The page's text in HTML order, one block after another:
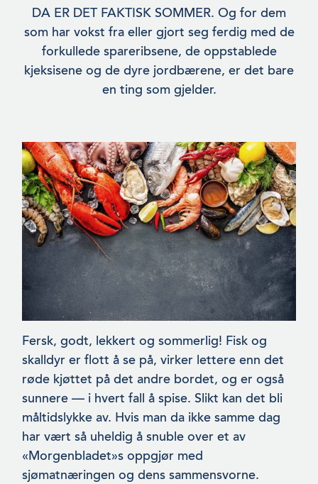
DA ER DET FAKTISK SOMMER. Og for dem
som har vokst fra eller gjort seg ferdig med de
forkullede spareribsene, de oppstablede
kjeksisene og de dyre jordbærene, er det bare
en ting som gjeld­er.
Fersk, godt, lekkert og sommerlig! Fisk og
skalldyr er flott å se på, virker lettere enn det
røde kjøttet på det andre bordet, og er også
sunnere — i hvert fall å spise. Slikt kan det bli
mål­tidslykke av. Hvis man da ikke samme dag
har vært så uheldig å snuble over et av
«Morgenbladet»s oppgjør med
sjømatnæringen og dens sammensvorne.